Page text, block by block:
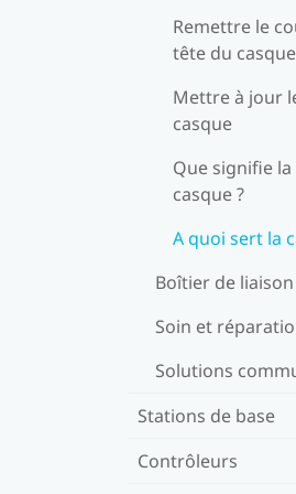
Remettre le
tête du casque
Mettre à jour
casque
Que signifie
casque ?
A quoi sert la
Boîtier de liaison
Soin et
Solutions
Stations de base
Contrôleurs